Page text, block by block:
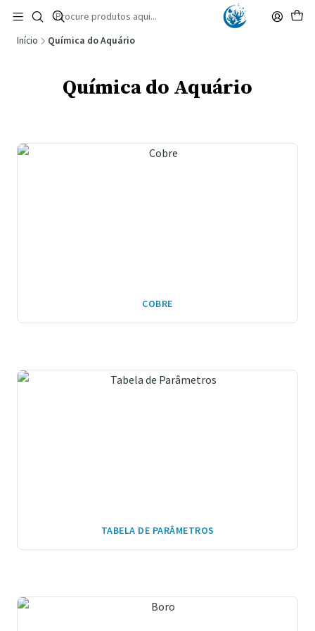
🚚 Portugal Continental: Portes Grátis desde 149,90€ (Envio extresso: 14,90€)
Ler mais
Início Química do Aquário
Química do Aquário
COBRE
TABELA DE PARÂMETROS